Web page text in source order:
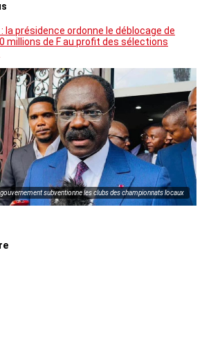
la présidence ordonne le déblocage de
millions de F au profit des sélections
subventionne les clubs des championnats locaux